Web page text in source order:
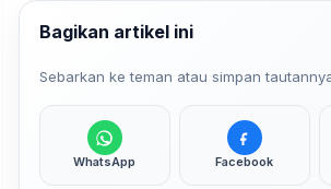
Bagikan artikel ini
Sebarkan ke teman atau simpan
WhatsApp Facebook